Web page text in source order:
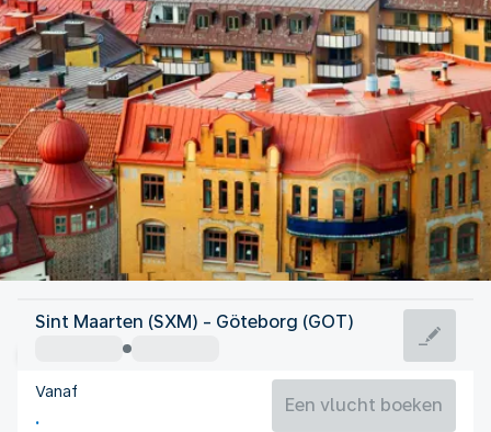
Zweden
Gotenburg
Zweden
Sint Maarten (SXM) - Göteborg (GOT)
Vanaf
Een vlucht boeken